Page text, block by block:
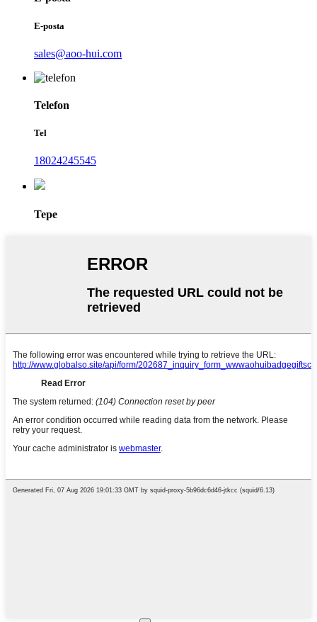
E-posta
sales@aoo-hui.com
Telefon
Tel
18024245545
Tepe